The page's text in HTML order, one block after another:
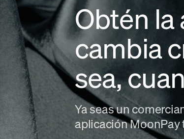
Obtén la
cambia
sea,
Ya seas un
aplicación MoonPay